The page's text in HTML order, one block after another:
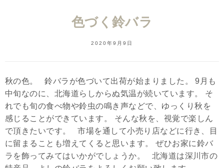
色づく鈴バラ
2020年9月9日
秋の色。 鈴バラが色づいて出荷が始まりました。 9月も
中旬なのに、北海道らしからぬ気温が続いています。 そ
れでも旬の食べ物や鈴虫の鳴き声などで、ゆっくり秋を
感じることができています。 そんな秋を、視覚で楽しん
で頂きたいです。 市場を通して小売り店などに行き、目
に留まることも増えてくると思います。 ぜひお家に鈴バ
ラを飾ってみてはいかがでしょうか。 北海道は深川市の